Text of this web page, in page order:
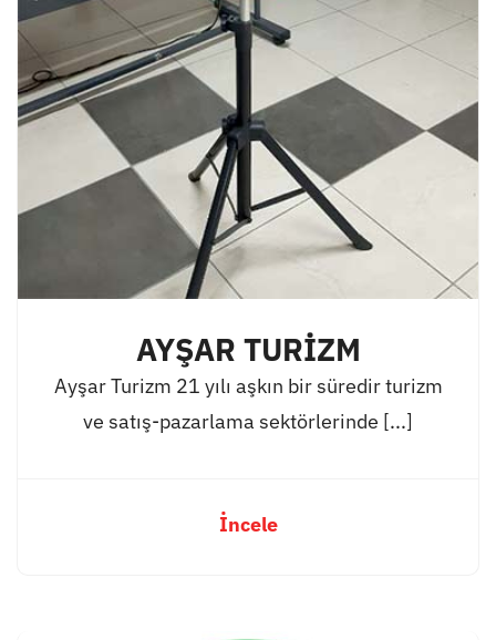
AYŞAR TURİZM
Ayşar Turizm 21 yılı aşkın bir süredir turizm
ve satış-pazarlama sektörlerinde [...]
İncele